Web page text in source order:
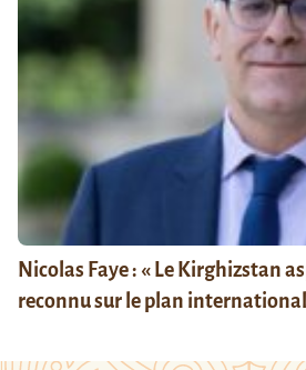
Nicolas Faye : « Le Kirghizstan
reconnu sur le plan